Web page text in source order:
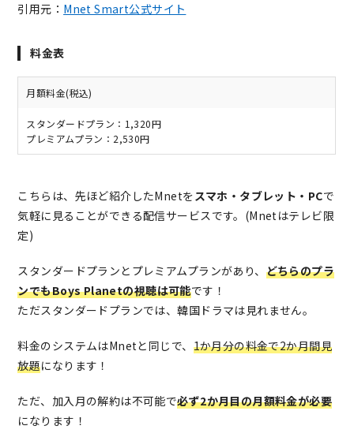
引用元： Mnet Smart公式サイト
料金表
月額料金(税込)
スタンダードプラン：1,320円
プレミアムプラン：2,530円
こちらは、先ほど紹介したMnetをスマホ・タブレット・PCで
気軽に見ることができる配信サービスです。(Mnetはテレビ限
定)
スタンダードプランとプレミアムプランがあり、 どちらのプラ
ンでもBoys Planetの視聴は可能です！
ただスタンダードプランでは、韓国ドラマは見れません。
料金のシステムはMnetと同じで、 1か月分の料金で2か月間見
放題になります！
ただ、加入月の解約は不可能で必ず2か月目の月額料金が必要
になります！